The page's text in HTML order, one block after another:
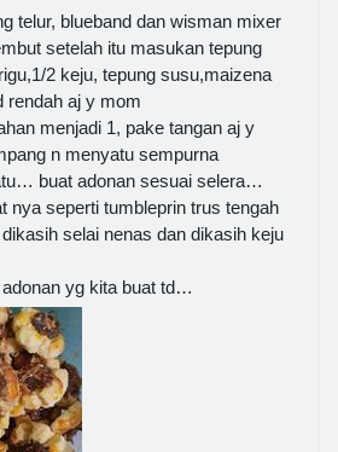
telur, blueband dan wisman mixer
setelah itu masukan tepung
2 keju, tepung susu,maizena
rendah aj y mom
menjadi 1, pake tangan aj y
n menyatu sempurna
buat adonan sesuai selera…
nya seperti tumbleprin trus tengah
selai nenas dan dikasih keju
adonan yg kita buat td…